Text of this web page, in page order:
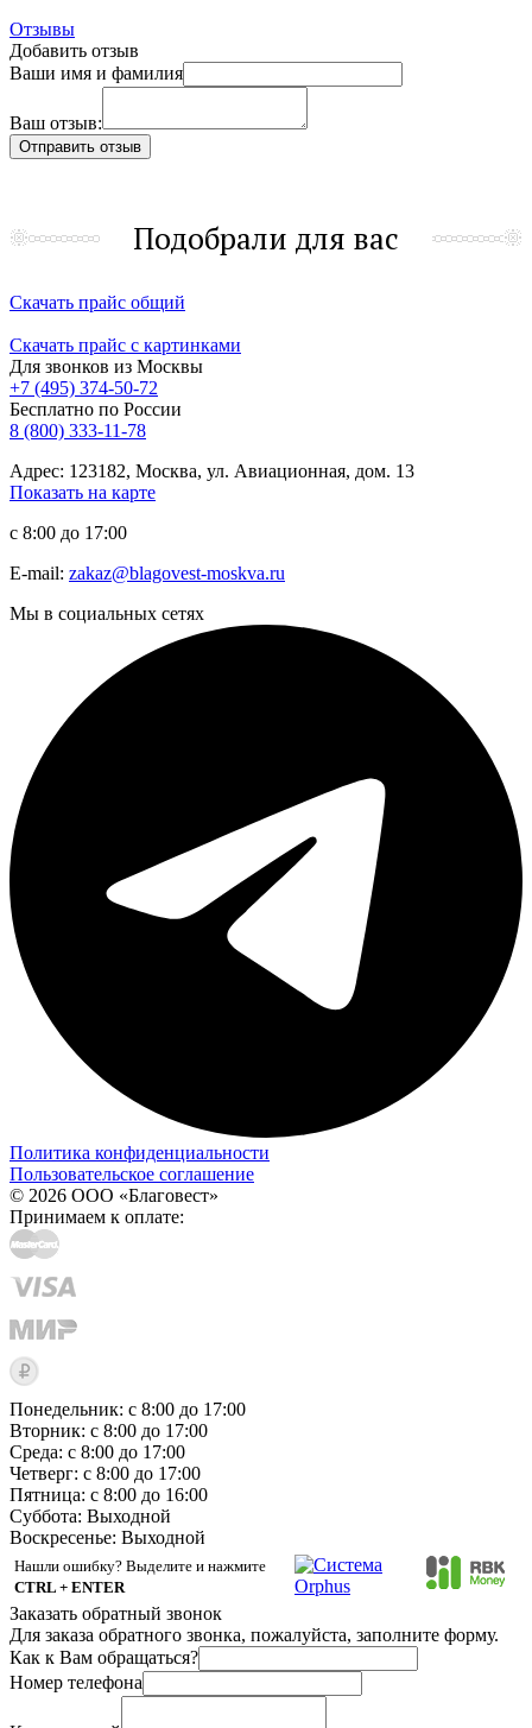
Отзывы
Добавить отзыв
Ваши имя и фамилия
Ваш отзыв:
Подобрали для вас
Скачать прайс общий
Скачать прайс с картинками
Для звонков из Москвы
+7 (495) 374-50-72
Бесплатно по России
8 (800) 333-11-78
Адрес: 123182, Москва, ул. Авиационная, дом. 13
Показать на карте
с 8:00 до 17:00
E-mail: zakaz@blagovest-moskva.ru
Мы в социальных сетях
Политика конфиденциальности
Пользовательское соглашение
© 2026 ООО «Благовест»
Принимаем к оплате:
Понедельник: с 8:00 до 17:00
Вторник: с 8:00 до 17:00
Среда: с 8:00 до 17:00
Четверг: с 8:00 до 17:00
Пятница: с 8:00 до 16:00
Суббота: Выходной
Воскресенье: Выходной
Нашли ошибку? Выделите и нажмите
CTRL + ENTER
Заказать обратный звонок
Для заказа обратного звонка, пожалуйста, заполните форму.
Как к Вам обращаться?
Номер телефона